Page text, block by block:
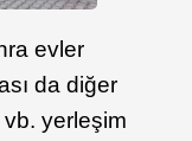
evler
da diğer
vb. yerleşim